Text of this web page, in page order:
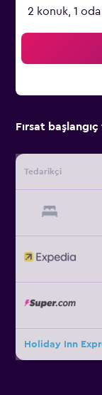
2 konuk, 1 oda
Fırsat başlangıç
Tedarikçi